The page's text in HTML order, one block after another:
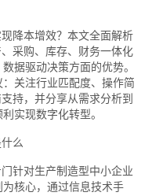
降本增效？本文全面解析
采购、库存、财务一体化
据驱动决策方面的优势。
关注行业匹配度、操作简
持，并分享从需求分析到
实现数字化转型。
么
针对生产制造型中小企业
核心，通过信息技术手